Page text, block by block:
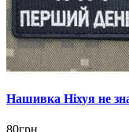
Нашивка Ніхуя не
80грн